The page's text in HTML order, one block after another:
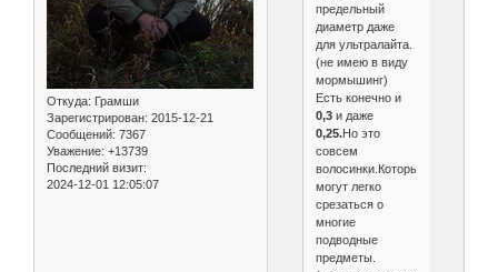
Откуда: Грамши
Зарегистрирован: 2015-12-21
Сообщений: 7367
Уважение: +13739
Последний визит:
2024-12-01 12:05:07
предельный
диаметр даже
для ультралайта.
(не имею в виду
мормышинг)
Есть конечно и
0,3и даже
0,25.Но это
совсем
волосинки.Которые
могут легко
срезаться о
многие
подводные
предметы.